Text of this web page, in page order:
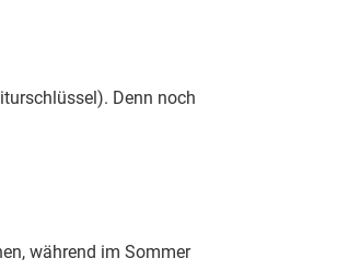
Denn noch
während im Sommer